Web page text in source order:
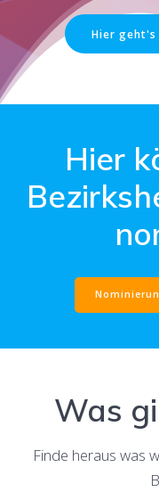
Hier geht's
Hier
Was
Finde heraus was